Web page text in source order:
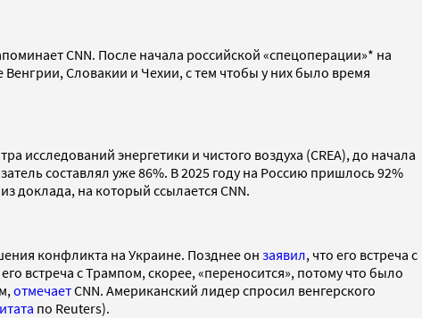
CNN. После начала российской «спецоперации»* на
Словакии и Чехии, с тем чтобы у них было время
исследований энергетики и чистого воздуха (CREA), до начала
составлял уже 86%. В 2025 году на Россию пришлось 92%
доклада, на который ссылается CNN.
конфликта на Украине. Позднее он заявил, что его встреча с
его встреча с Трампом, скорее, «переносится», потому что было
отмечаетCNN. Американский лидер спросил венгерского
по Reuters).